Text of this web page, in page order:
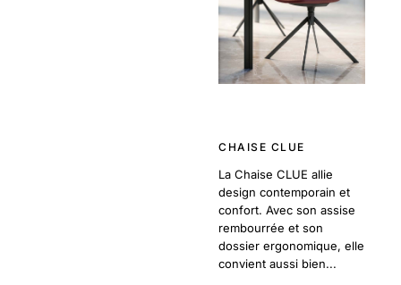
CHAISE CLUE
La Chaise CLUE allie
design contemporain et
confort. Avec son assise
rembourrée et son
dossier ergonomique, elle
convient aussi bien...